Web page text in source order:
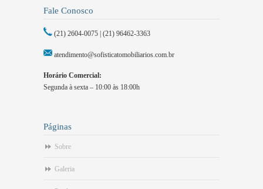
Fale Conosco
(21) 2604-0075 | (21) 96462-3363
atendimento@sofisticatomobiliarios.com.br
Horário Comercial:
Segunda à sexta – 10:00 às 18:00h
Páginas
Sobre
Galeria